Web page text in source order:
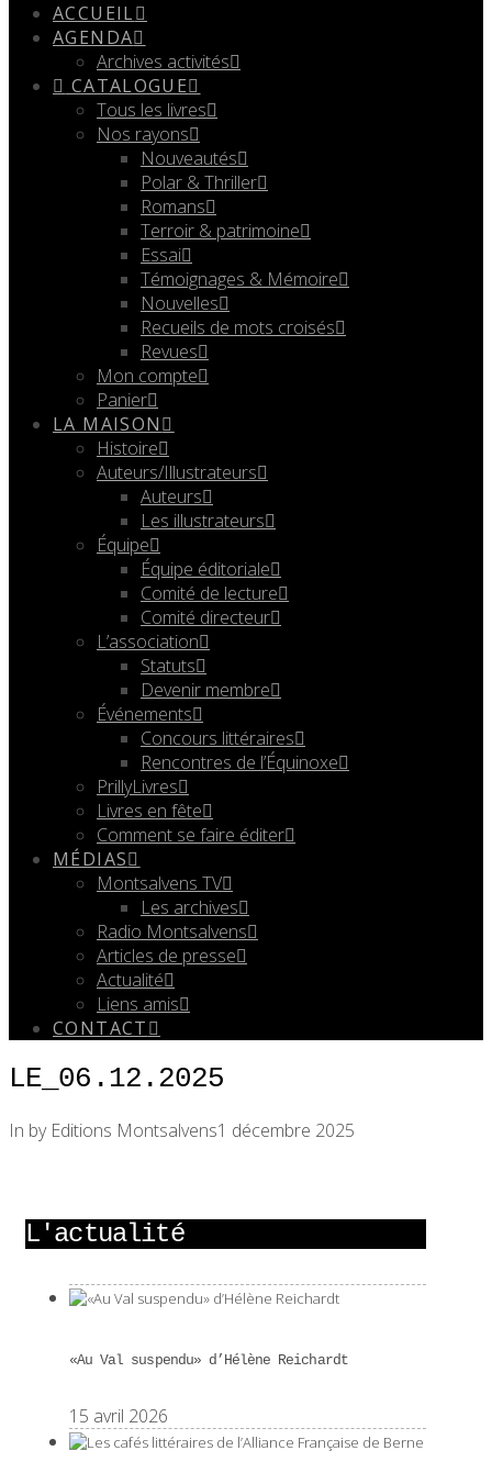
ACCUEIL
AGENDA
Archives activités
CATALOGUE
Tous les livres
Nos rayons
Nouveautés
Polar & Thriller
Romans
Terroir & patrimoine
Essai
Témoignages & Mémoire
Nouvelles
Recueils de mots croisés
Revues
Mon compte
Panier
LA MAISON
Histoire
Auteurs/Illustrateurs
Auteurs
Les illustrateurs
Équipe
Équipe éditoriale
Comité de lecture
Comité directeur
L’association
Statuts
Devenir membre
Événements
Concours littéraires
Rencontres de l’Équinoxe
PrillyLivres
Livres en fête
Comment se faire éditer
MÉDIAS
Montsalvens TV
Les archives
Radio Montsalvens
Articles de presse
Actualité
Liens amis
CONTACT
LE_06.12.2025
In by Editions Montsalvens1 décembre 2025
L'actualité
«Au Val suspendu» d’Hélène Reichardt
15 avril 2026